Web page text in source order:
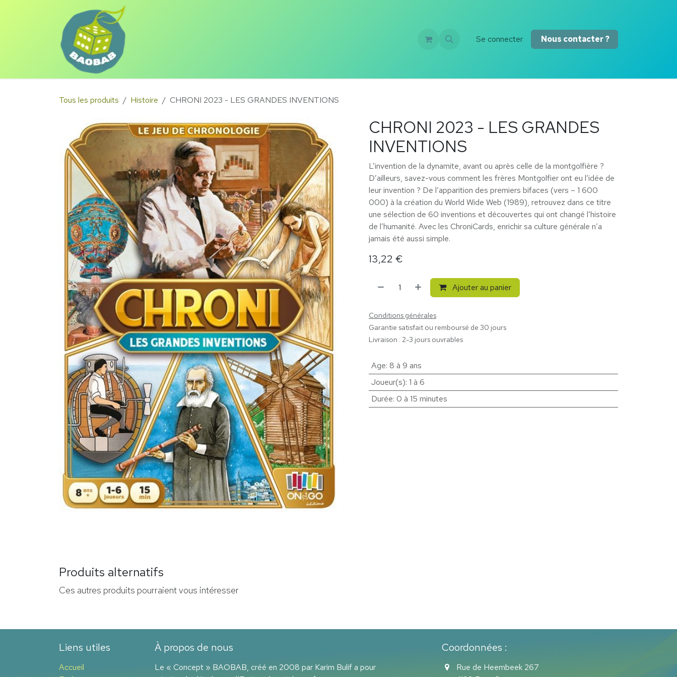
Se connecter Nous contacter ?
Tous les produits Histoire CHRONI 2023 - LES GRANDES INVENTIONS
CHRONI 2023 - LES GRANDES
INVENTIONS
L’invention de la dynamite, avant ou après celle de la montgolfière ?
D’ailleurs, savez-vous comment les frères Montgolfier ont eu l’idée de
leur invention ? De l’apparition des premiers bifaces (vers – 1 600
000) à la création du World Wide Web (1989), retrouvez dans ce titre
une sélection de 60 inventions et découvertes qui ont changé l’histoire
de l’humanité. Avec les ChroniCards, enrichir sa culture générale n’a
jamais été aussi simple.
13,22 €
Ajouter au panier
Conditions générales
Garantie satisfait ou remboursé de 30 jours
Livraison : 2-3 jours ouvrables
Age: 8 à 9 ans
Joueur(s): 1 à 6
Durée: 0 à 15 minutes
Produits alternatifs
Ces autres produits pourraient vous intéresser
Liens utiles
Accueil
À propos de nous
Le « Concept » BAOBAB, créé en 2008 par Karim Bulif a pour
Coordonnées :
Rue de Heembeek 267